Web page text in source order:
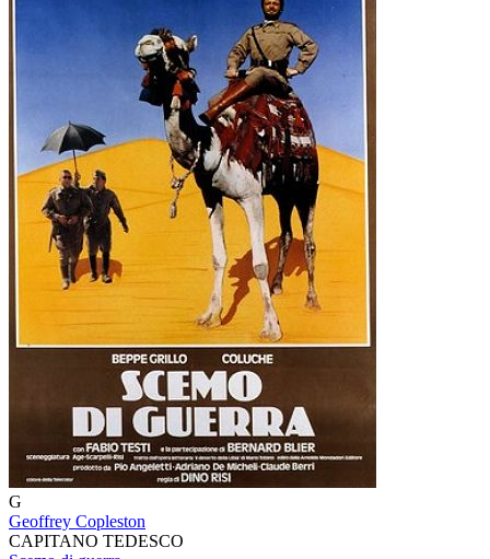
G
Geoffrey Copleston
CAPITANO TEDESCO